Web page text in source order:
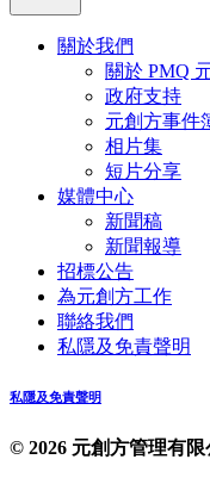
關於我們
關於 PMQ
政府支持
元創方事件
相片集
短片分享
媒體中心
新聞稿
新聞報導
招標公告
為元創方工作
聯絡我們
私隱及免責聲明
私隱及免責聲明
© 2026 元創方管理有限